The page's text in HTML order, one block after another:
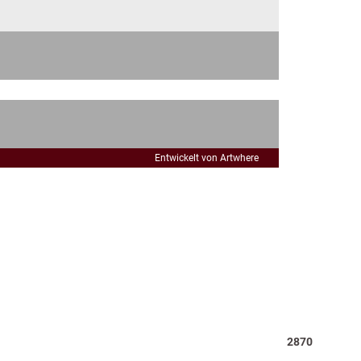
2870
Entwickelt von Artwhere